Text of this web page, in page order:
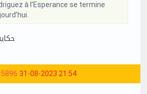
à l’Esperance se termine
31-08-2023 21:54